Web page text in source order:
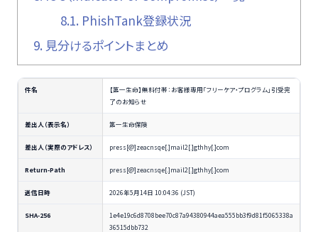
8.1. PhishTank登録状況
9. 見分けるポイントまとめ
件名
【第一生命】無料付帯：お客様専用「フリーケア・プログラム」引受完
了のお知らせ
差出人（表示名） 第一生命保険
差出人（実際のアドレス） press[@]zeacnsqe[.]mail2[.]gthhy[.]com
Return-Path press[@]zeacnsqe[.]mail2[.]gthhy[.]com
送信日時 2026年5月14日 10:04:36 (JST)
SHA-256
1e4e19c6d8708bee70c87a94380944aea555bb3f9d81f5065338a
36515dbb732